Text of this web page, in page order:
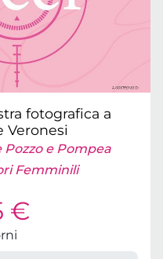
fotografica a
Veronesi
e Pompea
Femminili
€